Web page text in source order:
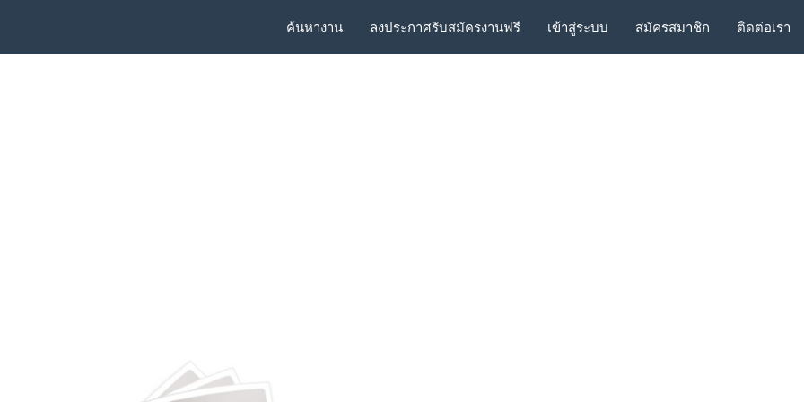
ค้นหางาน ลงประกาศรับสมัครงานฟรี เข้าสู่ระบบ สมัครสมาชิก ติดต่อเรา